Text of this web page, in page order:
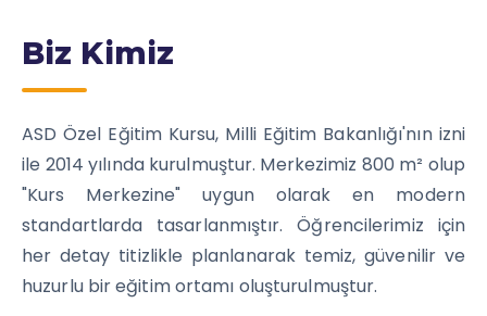
Biz Kimiz
ASD Özel Eğitim Kursu, Milli Eğitim Bakanlığı'nın izni
ile 2014 yılında kurulmuştur. Merkezimiz 800 m² olup
"Kurs Merkezine" uygun olarak en modern
standartlarda tasarlanmıştır. Öğrencilerimiz için
her detay titizlikle planlanarak temiz, güvenilir ve
huzurlu bir eğitim ortamı oluşturulmuştur.